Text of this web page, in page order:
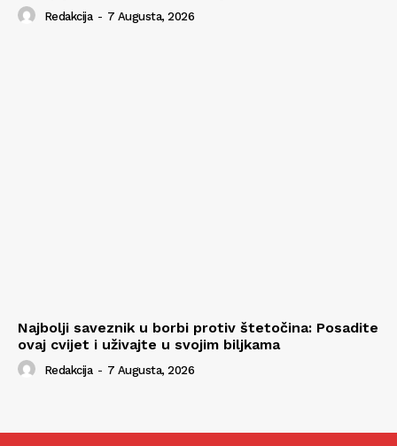
Redakcija - 7 Augusta, 2026
Najbolji saveznik u borbi protiv štetočina: Posadite
ovaj cvijet i uživajte u svojim biljkama
Redakcija - 7 Augusta, 2026